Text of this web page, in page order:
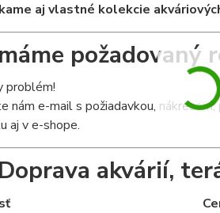
aj vlastné kolekcie
požadovaný
problém!
nám e-mail s požiadavkou,
aj v e-shope.
akvárií,